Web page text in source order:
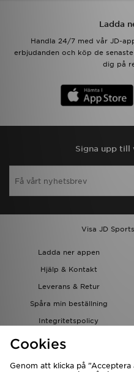
Ladda
Handla 24/7 med vår JD-
erbjudanden och köp de
dig på
Signa upp till
Visa JD
Ladda ner appen
Hjälp & Kontakt
Leverans & Retur
Spåra min beställning
Integritetspolicy
JD-bloggen
Cookies
Genom att klicka på